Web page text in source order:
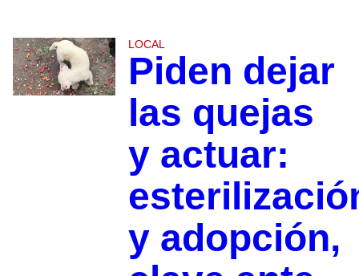
LOCAL
Piden dejar
las quejas
y actuar:
y adopción,